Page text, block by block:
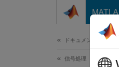
コンテンツへスキップ
ドキュメンテーショ
信号処理